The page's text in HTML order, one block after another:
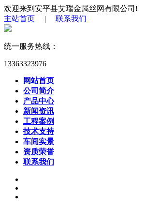
欢迎来到安平县艾瑞金属丝网有限公司!
主站首页 | 联系我们
统一服务热线：
13363323976
网站首页
公司简介
产品中心
新闻资讯
工程案例
技术支持
车间实景
资质荣誉
联系我们